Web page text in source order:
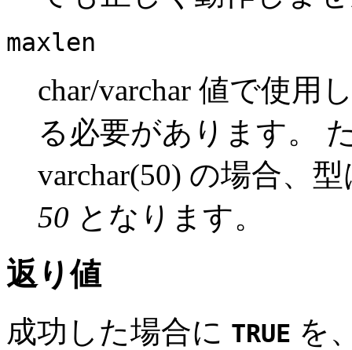
maxlen
char/varchar 値で使用
る必要があります。
varchar(50) の場合、
50 となります。
返り値
成功した場合に TRUE を